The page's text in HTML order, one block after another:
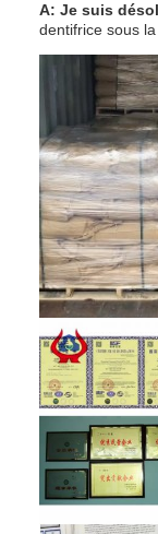
A: Je suis
dentifrice sous